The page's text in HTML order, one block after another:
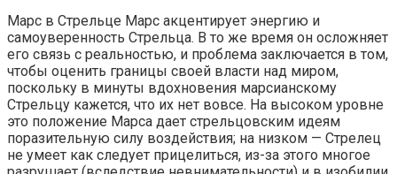
Марс в Стрельце Марс акцентирует энергию и
самоуверенность Стрельца. В то же время он осложняет
его связь с реальностью, и проблема заключается в том,
чтобы оценить границы своей власти над миром,
поскольку в минуты вдохновения марсианскому
Стрельцу кажется, что их нет вовсе. На высоком уровне
это положение Марса дает стрельцовским идеям
поразительную силу воздействия; на низком — Стрелец
не умеет как следует прицелиться, из-за этого многое